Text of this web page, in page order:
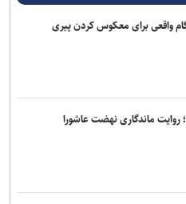
واقعی برای معکوس کردن پیری
روایت ماندگاری نهضت عاشورا